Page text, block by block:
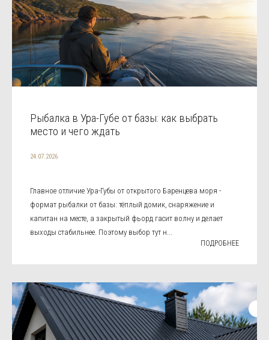
Рыбалка в Ура-Губе от базы: как выбрать
место и чего ждать
24.07.2026
Главное отличие Ура-Губы от открытого Баренцева моря -
формат рыбалки от базы: тёплый домик, снаряжение и
капитан на месте, а закрытый фьорд гасит волну и делает
выходы стабильнее. Поэтому выбор тут н...
ПОДРОБНЕЕ